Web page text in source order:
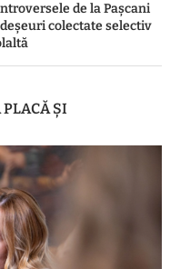
de la Pașcani
colectate selectiv
ȘI